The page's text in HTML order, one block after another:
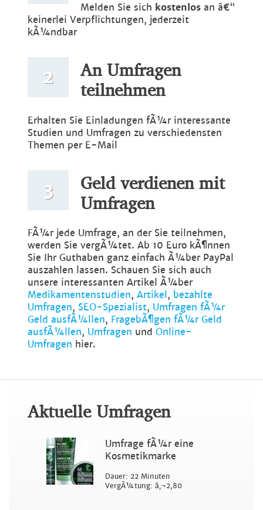
Melden Sie sich kostenlos an â€“
keinerlei Verpflichtungen, jederzeit
kÃ¼ndbar
2 An Umfragen
teilnehmen
Erhalten Sie Einladungen fÃ¼r interessante
Studien und Umfragen zu verschiedensten
Themen per E-Mail
3 Geld verdienen mit
Umfragen
FÃ¼r jede Umfrage, an der Sie teilnehmen,
werden Sie vergÃ¼tet. Ab 10 Euro kÃ¶nnen
Sie Ihr Guthaben ganz einfach Ã¼ber PayPal
auszahlen lassen. Schauen Sie sich auch
unsere interessanten Artikel Ã¼ber
Medikamentenstudien, Artikel, bezahlte
Umfragen, SEO-Spezialist, Umfragen fÃ¼r
Geld ausfÃ¼llen, FragebÃ¶gen fÃ¼r Geld
ausfÃ¼llen, Umfragen und Online-
Umfragen hier.
Aktuelle Umfragen
Umfrage fÃ¼r eine
Kosmetikmarke
Dauer: 22 Minuten
VergÃ¼tung: â‚¬2,80